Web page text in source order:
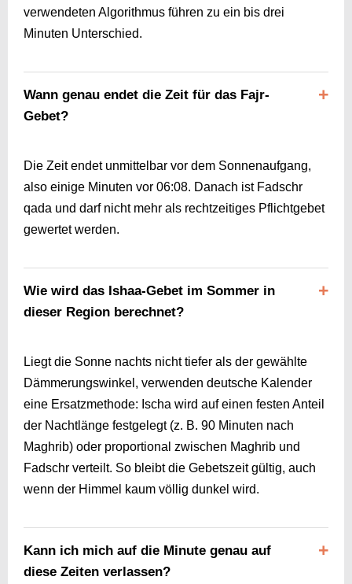
verwendeten Algorithmus führen zu ein bis drei
Minuten Unterschied.
Wann genau endet die Zeit für das Fajr-
Gebet?
Die Zeit endet unmittelbar vor dem Sonnenaufgang,
also einige Minuten vor 06:08. Danach ist Fadschr
qada und darf nicht mehr als rechtzeitiges Pflichtgebet
gewertet werden.
Wie wird das Ishaa-Gebet im Sommer in
dieser Region berechnet?
Liegt die Sonne nachts nicht tiefer als der gewählte
Dämmerungswinkel, verwenden deutsche Kalender
eine Ersatzmethode: Ischa wird auf einen festen Anteil
der Nachtlänge festgelegt (z. B. 90 Minuten nach
Maghrib) oder proportional zwischen Maghrib und
Fadschr verteilt. So bleibt die Gebetszeit gültig, auch
wenn der Himmel kaum völlig dunkel wird.
Kann ich mich auf die Minute genau auf
diese Zeiten verlassen?